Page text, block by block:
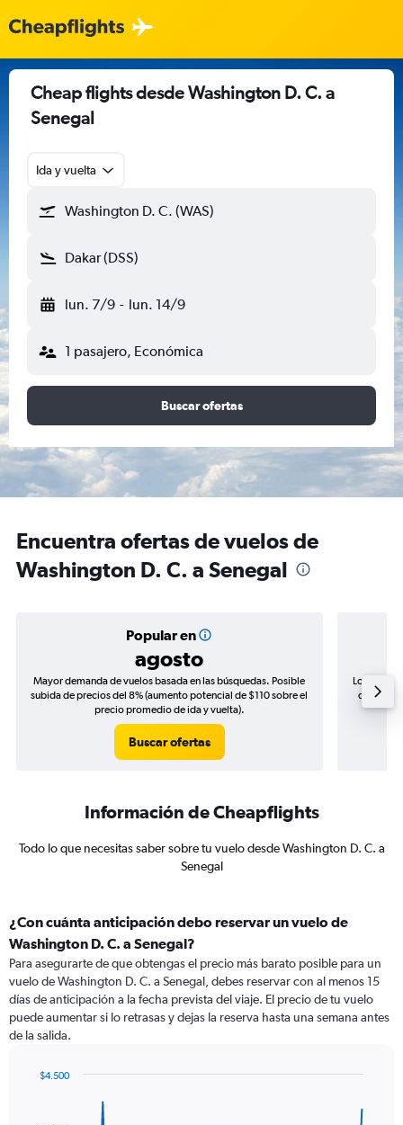
Cheap flights desde Washington D. C. a
Senegal
Ida y vuelta
Washington D. C. (WAS)
Dakar (DSS)
lun. 7/9 - lun. 14/9
1 pasajero, Económica
Buscar ofertas
Encuentra ofertas de vuelos de
Washington D. C. a Senegal
Popular en
agosto
Mayor demanda de vuelos basada en las búsquedas. Posible
subida de precios del 8% (aumento potencial de $110 sobre el
precio promedio de ida y vuelta).
Buscar ofertas
Los
de
Información de Cheapflights
Todo lo que necesitas saber sobre tu vuelo desde Washington D. C. a
Senegal
¿Con cuánta anticipación debo reservar un vuelo de
Washington D. C. a Senegal?
Para asegurarte de que obtengas el precio más barato posible para un
vuelo de Washington D. C. a Senegal, debes reservar con al menos 15
días de anticipación a la fecha prevista del viaje. El precio de tu vuelo
puede aumentar si lo retrasas y dejas la reserva hasta una semana antes
de la salida.
$4.500